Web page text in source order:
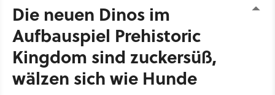
Die neuen Dinos im
Aufbauspiel Prehistoric
Kingdom sind zuckersüß,
wälzen sich wie Hunde